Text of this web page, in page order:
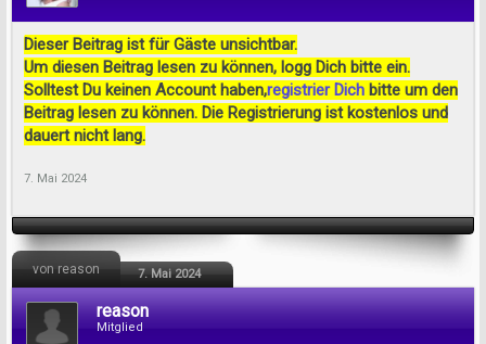
Dieser Beitrag ist für Gäste unsichtbar.
Um diesen Beitrag lesen zu können, logg Dich bitte ein.
Solltest Du keinen Account haben,registrier Dich bitte um den
Beitrag lesen zu können. Die Registrierung ist kostenlos und
dauert nicht lang.
7. Mai 2024
von reason 7. Mai 2024
reason
Mitglied